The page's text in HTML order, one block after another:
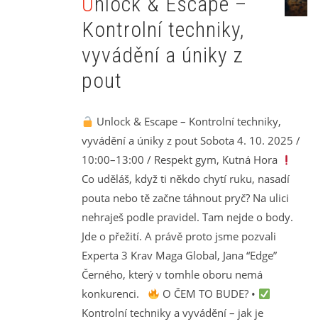
Kontrolní techniky,
vyvádění a úniky z
pout
Unlock & Escape – Kontrolní techniky,
vyvádění a úniky z pout Sobota 4. 10. 2025 /
10:00–13:00 / Respekt gym, Kutná Hora
Co uděláš, když ti někdo chytí ruku, nasadí
pouta nebo tě začne táhnout pryč? Na ulici
nehraješ podle pravidel. Tam nejde o body.
Jde o přežití. A právě proto jsme pozvali
Experta 3 Krav Maga Global, Jana “Edge”
Černého, který v tomhle oboru nemá
konkurenci.
O ČEM TO BUDE? •
Kontrolní techniky a vyvádění – jak je